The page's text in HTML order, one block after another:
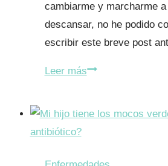
cambiarme y marcharme
descansar, no he podido
escribir este breve post
Leer más¿La